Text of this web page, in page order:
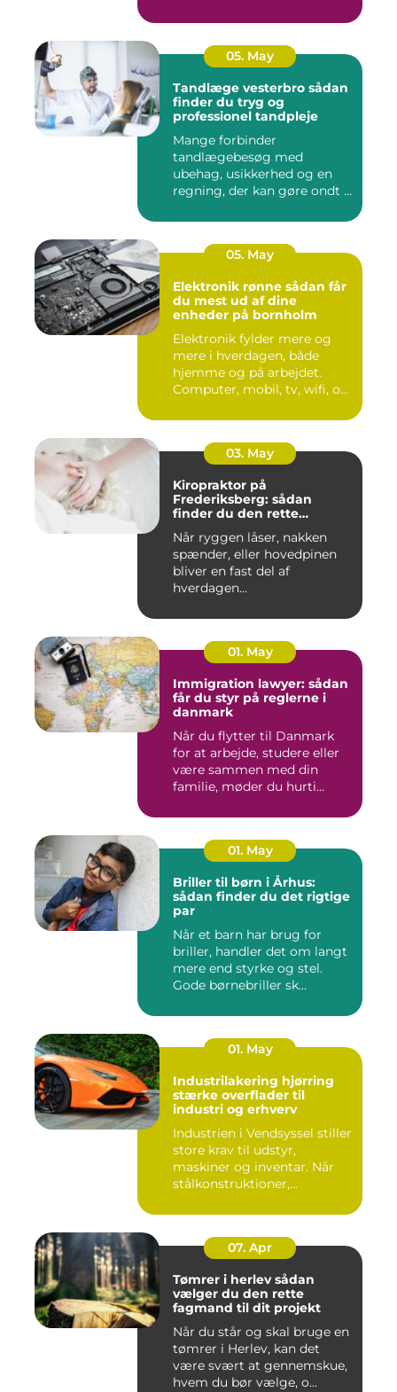
05. May
Tandlæge vesterbro sådan
finder du tryg og
professionel tandpleje
Mange forbinder
tandlægebesøg med
ubehag, usikkerhed og en
regning, der kan gøre ondt i
05. May
Elektronik rønne sådan får
du mest ud af dine
enheder på bornholm
Elektronik fylder mere og
mere i hverdagen, både
hjemme og på arbejdet.
Computer, mobil, tv, wifi, o...
03. May
Kiropraktor på
Frederiksberg: sådan
finder du den rette
Når ryggen låser, nakken
spænder, eller hovedpinen
bliver en fast del af
hverdagen...
01. May
Immigration lawyer: sådan
får du styr på reglerne i
danmark
Når du flytter til Danmark
for at arbejde, studere eller
være sammen med din
familie, møder du hurti...
01. May
Briller til børn i Århus:
sådan finder du det rigtige
par
Når et barn har brug for
briller, handler det om langt
mere end styrke og stel.
Gode børnebriller sk...
01. May
Industrilakering hjørring
stærke overflader til
industri og erhverv
Industrien i Vendsyssel stiller
store krav til udstyr,
maskiner og inventar. Når
stålkonstruktioner,...
07. Apr
Tømrer i herlev sådan
vælger du den rette
fagmand til dit projekt
Når du står og skal bruge en
tømrer i Herlev, kan det
være svært at gennemskue,
hvem du bør vælge, o...